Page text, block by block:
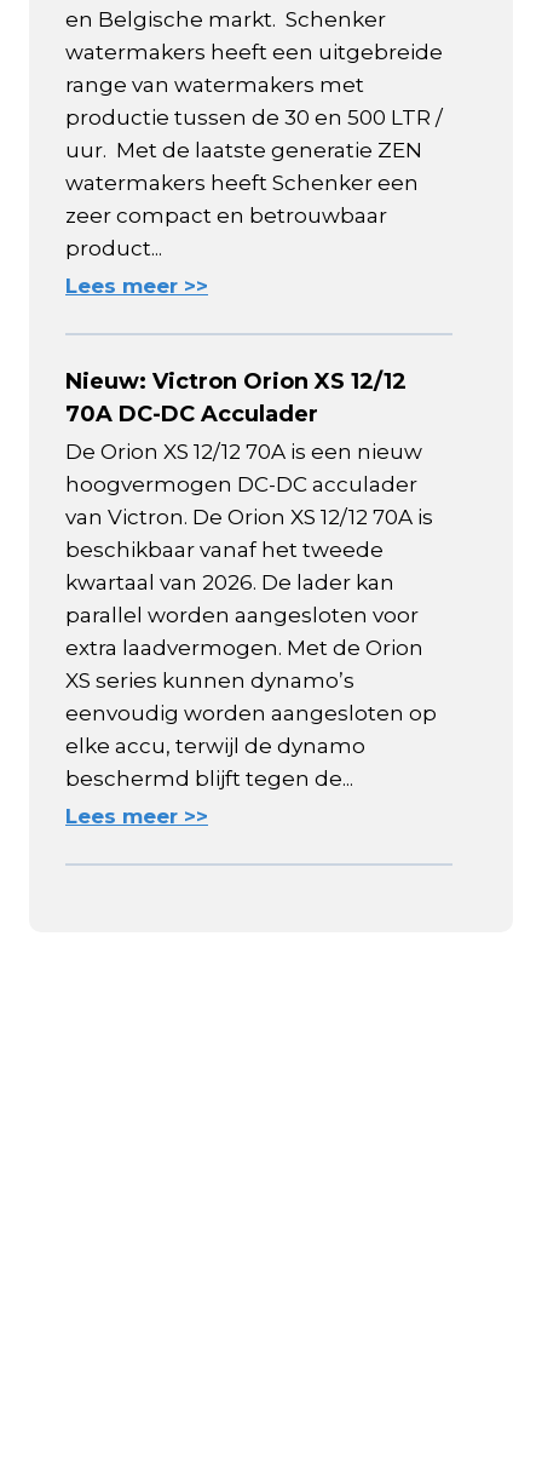
en Belgische markt. Schenker
watermakers heeft een uitgebreide
range van watermakers met
productie tussen de 30 en 500 LTR /
uur. Met de laatste generatie ZEN
watermakers heeft Schenker een
zeer compact en betrouwbaar
product...
Lees meer >>
Nieuw: Victron Orion XS 12/12
70A DC-DC Acculader
De Orion XS 12/12 70A is een nieuw
hoogvermogen DC-DC acculader
van Victron. De Orion XS 12/12 70A is
beschikbaar vanaf het tweede
kwartaal van 2026. De lader kan
parallel worden aangesloten voor
extra laadvermogen. Met de Orion
XS series kunnen dynamo’s
eenvoudig worden aangesloten op
elke accu, terwijl de dynamo
beschermd blijft tegen de...
Lees meer >>